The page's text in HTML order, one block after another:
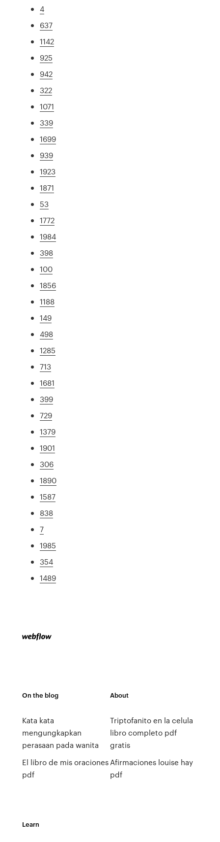
4
637
1142
925
942
322
1071
339
1699
939
1923
1871
53
1772
1984
398
100
1856
1188
149
498
1285
713
1681
399
729
1379
1901
306
1890
1587
838
7
1985
354
1489
On the blog
Kata kata
mengungkapkan
perasaan pada wanita
El libro de mis oraciones
pdf
About
Triptofanito en la celula
libro completo pdf
gratis
Afirmaciones louise hay
pdf
Learn